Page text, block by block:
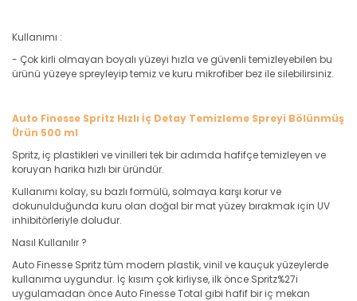
Kullanımı :
- Çok kirli olmayan boyalı yüzeyi hızla ve güvenli temizleyebilen bu
ürünü yüzeye spreyleyip temiz ve kuru mikrofiber bez ile silebilirsiniz.
Auto Finesse Spritz Hızlı İç Detay Temizleme Spreyi Bölünmüş
Ürün 500 ml
Spritz, iç plastikleri ve vinilleri tek bir adımda hafifçe temizleyen ve
koruyan harika hızlı bir üründür.
Kullanımı kolay, su bazlı formülü, solmaya karşı korur ve
dokunulduğunda kuru olan doğal bir mat yüzey bırakmak için UV
inhibitörleriyle doludur.
Nasıl Kullanılır ?
Auto Finesse Spritz tüm modern plastik, vinil ve kauçuk yüzeylerde
kullanıma uygundur. İç kısım çok kirliyse, ilk önce Spritz%27i
uygulamadan önce Auto Finesse Total gibi hafif bir iç mekan